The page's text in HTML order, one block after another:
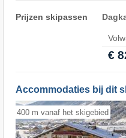
Prijzen skipassen
€
Accommodaties bij dit
400 m vanaf het skigebied